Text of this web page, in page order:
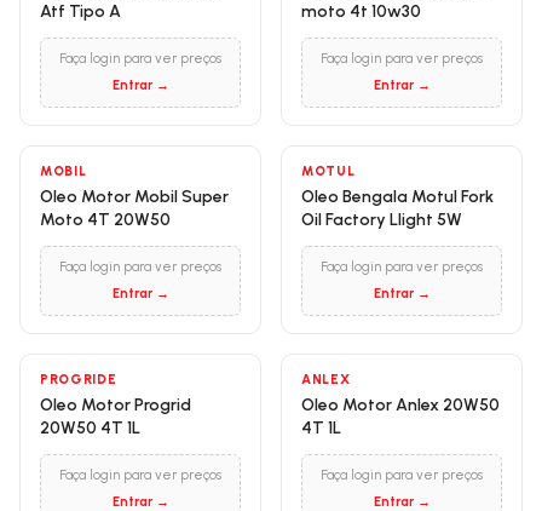
Atf Tipo A
Faça login para ver preços
Entrar →
moto 4t 10w30
Faça login para ver preços
Entrar →
MOBIL
Oleo Motor Mobil Super
Moto 4T 20W50
Faça login para ver preços
Entrar →
MOTUL
Oleo Bengala Motul Fork
Oil Factory Llight 5W
Faça login para ver preços
Entrar →
PROGRIDE
Oleo Motor Progrid
20W50 4T 1L
Faça login para ver preços
Entrar →
ANLEX
Oleo Motor Anlex 20W50
4T 1L
Faça login para ver preços
Entrar →